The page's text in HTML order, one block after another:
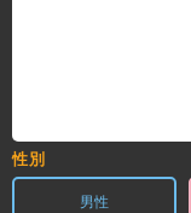
性別
男性